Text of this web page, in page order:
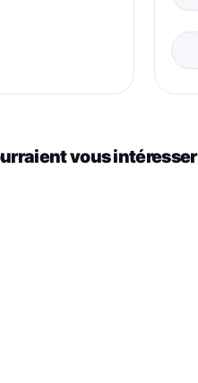
vous intéresser